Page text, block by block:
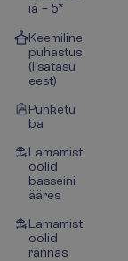
ia – 5*
Keemiline
puhastus
(lisatasu
eest)
Puhketu
ba
Lamamist
oolid
basseini
ääres
Lamamist
oolid
rannas